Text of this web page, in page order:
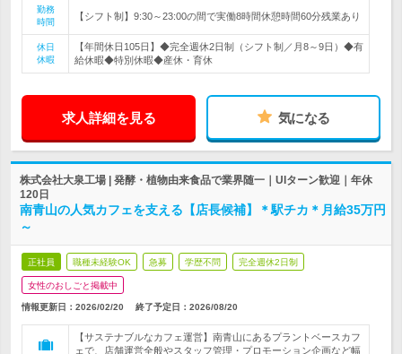
勤務
時間
【シフト制】9:30～23:00の間で実働8時間休憩時間60分残業あり
休日
休暇
【年間休日105日】◆完全週休2日制（シフト制／月8～9日）◆有
給休暇◆特別休暇◆産休・育休
求人詳細を見る 気になる
株式会社大泉工場 | 発酵・植物由来食品で業界随一｜UIターン歓迎｜年休
120日
南青山の人気カフェを支える【店長候補】＊駅チカ＊月給35万円
～
正社員 職種未経験OK 急募 学歴不問 完全週休2日制
女性のおしごと掲載中
情報更新日：2026/02/20 終了予定日： 2026/08/20
【サステナブルなカフェ運営】南青山にあるプラントベースカフ
ェで、店舗運営全般やスタッフ管理・プロモーション企画など幅